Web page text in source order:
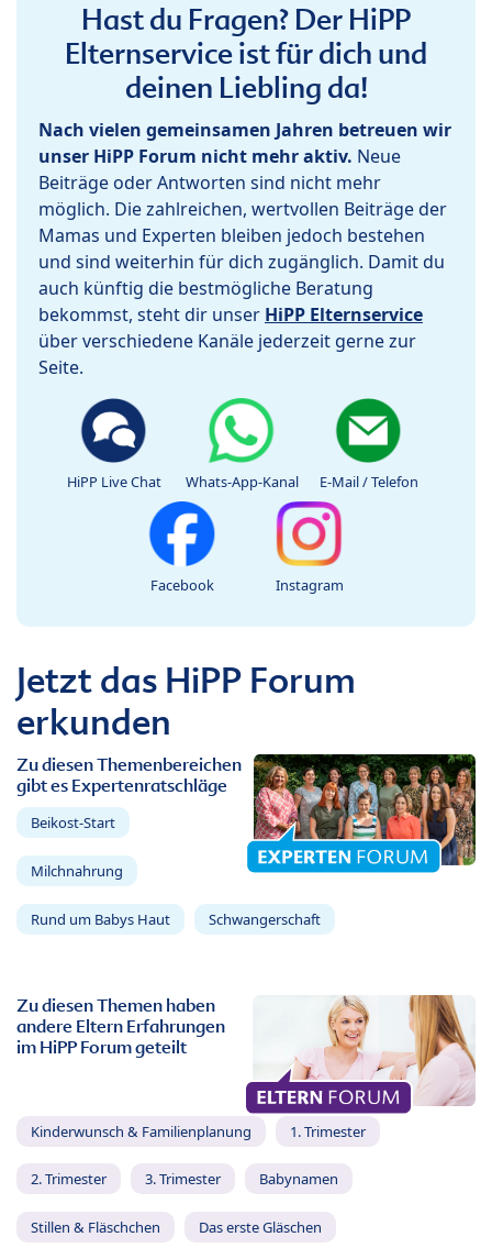
Hast du Fragen? Der HiPP
Elternservice ist für dich und
deinen Liebling da!
Nach vielen gemeinsamen Jahren betreuen wir
unser HiPP Forum nicht mehr aktiv. Neue
Beiträge oder Antworten sind nicht mehr
möglich. Die zahlreichen, wertvollen Beiträge der
Mamas und Experten bleiben jedoch bestehen
und sind weiterhin für dich zugänglich. Damit du
auch künftig die bestmögliche Beratung
bekommst, steht dir unser HiPP Elternservice
über verschiedene Kanäle jederzeit gerne zur
Seite.
HiPP Live Chat Whats-App-Kanal E-Mail / Telefon
Facebook Instagram
Jetzt das HiPP Forum
erkunden
Zu diesen Themenbereichen
gibt es Expertenratschläge
Beikost-Start
Milchnahrung
Rund um Babys Haut Schwangerschaft
Zu diesen Themen haben
andere Eltern Erfahrungen
im HiPP Forum geteilt
Kinderwunsch & Familienplanung 1. Trimester
2. Trimester 3. Trimester Babynamen
Stillen & Fläschchen Das erste Gläschen